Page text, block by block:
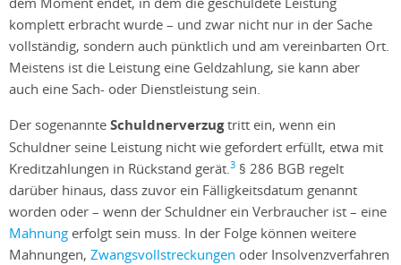
komplett erbracht wurde – und zwar nicht nur in der Sache
vollständig, sondern auch pünktlich und am vereinbarten Ort.
Meistens ist die Leistung eine Geldzahlung, sie kann aber
auch eine Sach- oder Dienstleistung sein.
Der sogenannte Schuldnerverzugtritt ein, wenn ein
Schuldner seine Leistung nicht wie gefordert erfüllt, etwa mit
Kreditzahlungen in Rückstand gerät.3 § 286 BGB regelt
darüber hinaus, dass zuvor ein Fälligkeitsdatum genannt
worden oder – wenn der Schuldner ein Verbraucher ist – eine
Mahnung erfolgt sein muss. In der Folge können weitere
Mahnungen, Zwangsvollstreckungen oder Insolvenzverfahren